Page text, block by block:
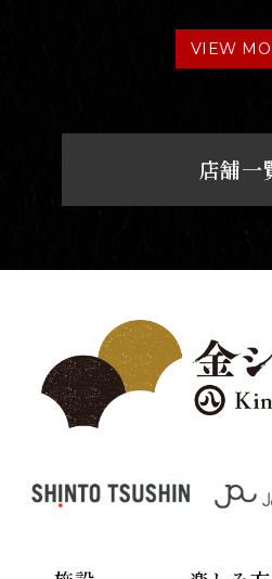
VIEW
店舗一